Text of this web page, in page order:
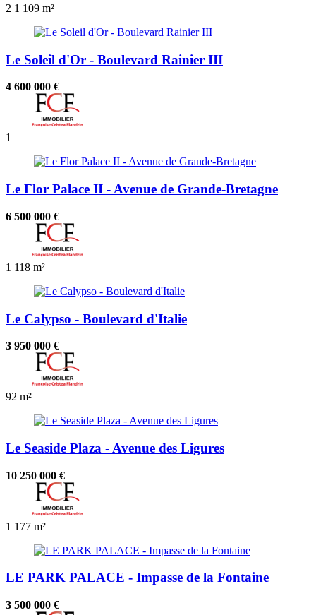
2 1 109 m²
Le Soleil d'Or - Boulevard Rainier III
4 600 000 €
1
Le Flor Palace II - Avenue de Grande-Bretagne
6 500 000 €
1 118 m²
Le Calypso - Boulevard d'Italie
3 950 000 €
92 m²
Le Seaside Plaza - Avenue des Ligures
10 250 000 €
1 177 m²
LE PARK PALACE - Impasse de la Fontaine
3 500 000 €